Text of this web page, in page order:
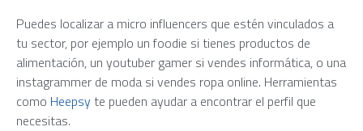
Puedes localizar a micro influencers que estén vinculados a
tu sector, por ejemplo un foodie si tienes productos de
alimentación, un youtuber gamer si vendes informática, o una
instagrammer de moda si vendes ropa online. Herramientas
como Heepsy te pueden ayudar a encontrar el perfil que
necesitas.